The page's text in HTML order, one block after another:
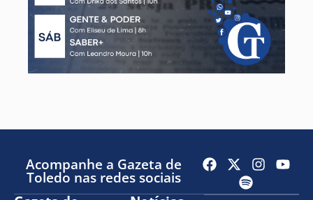
Acompanhe a Gazeta de
Toledo nas redes sociais